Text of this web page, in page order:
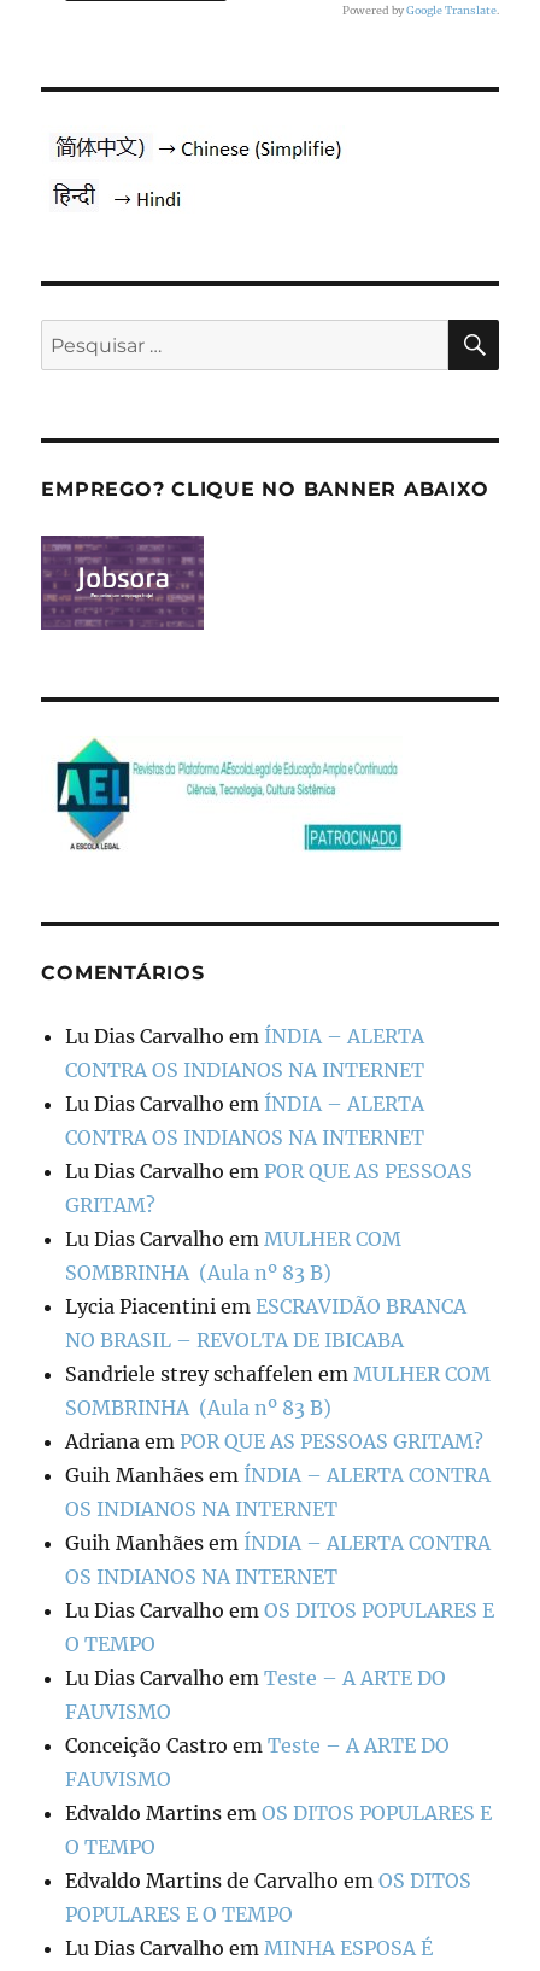
Powered byGoogle Translate.
Pesquisar
por:
EMPREGO? CLIQUE NO BANNER ABAIXO
COMENTÁRIOS
Lu Dias Carvalho em ÍNDIA – ALERTA
CONTRA OS INDIANOS NA INTERNET
Lu Dias Carvalho em ÍNDIA – ALERTA
CONTRA OS INDIANOS NA INTERNET
Lu Dias Carvalho emPOR QUE AS PESSOAS
GRITAM?
Lu Dias Carvalho emMULHER COM
SOMBRINHA (Aula nº 83 B)
Lycia Piacentini emESCRAVIDÃO BRANCA
NO BRASIL – REVOLTA DE IBICABA
Sandriele strey schaffelen emMULHER COM
SOMBRINHA (Aula nº 83 B)
Adriana emPOR QUE AS PESSOAS GRITAM?
Guih Manhães em ÍNDIA – ALERTA CONTRA
OS INDIANOS NA INTERNET
Guih Manhães em ÍNDIA – ALERTA CONTRA
OS INDIANOS NA INTERNET
Lu Dias Carvalho emOS DITOS POPULARES E
O TEMPO
Lu Dias Carvalho emTeste – A ARTE DO
FAUVISMO
Conceição Castro emTeste – A ARTE DO
FAUVISMO
Edvaldo Martins emOS DITOS POPULARES E
O TEMPO
Edvaldo Martins de Carvalho emOS DITOS
POPULARES E O TEMPO
Lu Dias Carvalho emMINHA ESPOSA É